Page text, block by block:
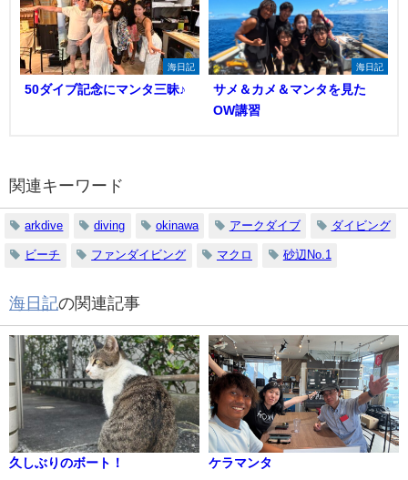
海日記
50ダイブ記念にマンタ三昧♪
海日記
サメ＆カメ＆マンタを見た
OW講習
関連キーワード
arkdive diving okinawa アークダイブ ダイビング
ビーチ ファンダイビング マクロ 砂辺No.1
海日記の関連記事
久しぶりのボート！ ケラマンタ